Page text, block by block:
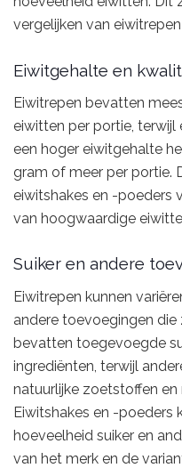
vergelijken van
Eiwitgehalte en
Eiwitrepen bevatten
eiwitten per portie, terwijl
een hoger eiwitgehalte
gram of meer per portie.
eiwitshakes en -poeders
van hoogwaardige
Suiker en andere
Eiwitrepen kunnen
andere toevoegingen
bevatten toegevoegde
ingrediënten, terwijl
natuurlijke zoetstoffen
Eiwitshakes en -poeders
hoeveelheid suiker en
van het merk en de